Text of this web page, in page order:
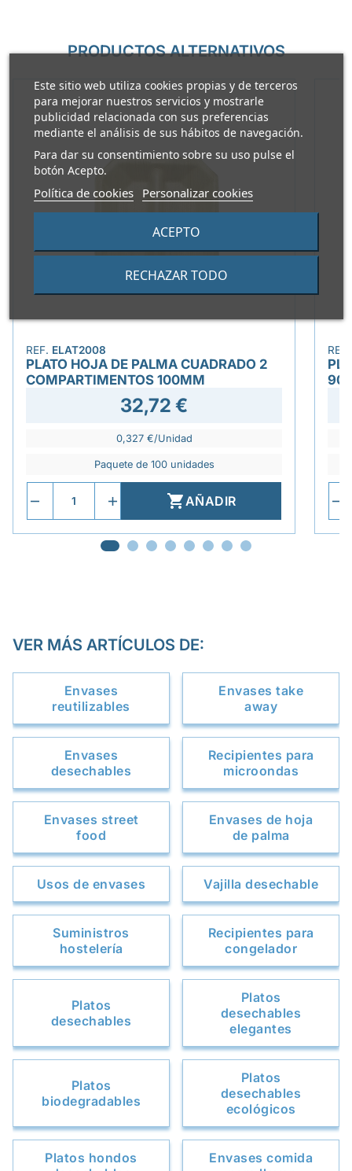
Este sitio web utiliza cookies propias y de terceros
para mejorar nuestros servicios y mostrarle
publicidad relacionada con sus preferencias
mediante el análisis de sus hábitos de navegación.
Para dar su consentimiento sobre su uso pulse el
botón Acepto.
Política de cookies Personalizar cookies
RECHAZAR TODO
ACEPTO
PRODUCTOS ALTERNATIVOS
REF. ELAT2008
PLATO HOJA DE PALMA CUADRADO 2
COMPARTIMENTOS 100MM
32,72 €
0,327 €/Unidad
Paquete de 100 unidades
AÑADIR
VER MÁS ARTÍCULOS DE:
Envases
reutilizables
Envases take
away
Envases
desechables
Recipientes para
microondas
Envases street
food
Envases de hoja
de palma
Usos de envases Vajilla desechable
Suministros
hostelería
Recipientes para
congelador
Platos
desechables
Platos
desechables
elegantes
Platos
biodegradables
Platos
desechables
ecológicos
Platos hondos
Envases comida